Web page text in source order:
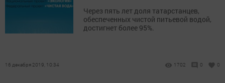
Через пять лет доля татарстанцев,
обеспеченных чистой питьевой водой,
достигнет более 95%.
16 декабря 2019, 10:34 1702 0 0